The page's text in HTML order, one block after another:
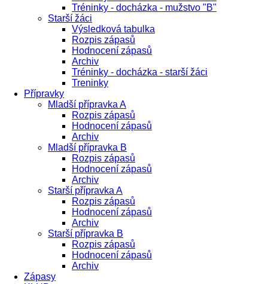
Tréninky - docházka - mužstvo "B"
Starší žáci
Výsledková tabulka
Rozpis zápasů
Hodnocení zápasů
Archiv
Tréninky - docházka - starší žáci
Treninky
Přípravky
Mladší přípravka A
Rozpis zápasů
Hodnocení zápasů
Archiv
Mladší přípravka B
Rozpis zápasů
Hodnocení zápasů
Archiv
Starší přípravka A
Rozpis zápasů
Hodnocení zápasů
Archiv
Starší přípravka B
Rozpis zápasů
Hodnocení zápasů
Archiv
Zápasy